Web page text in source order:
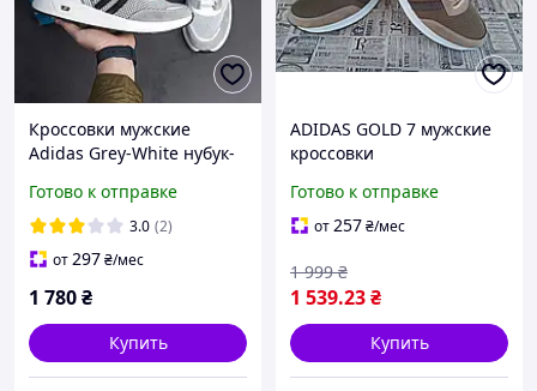
Кроссовки мужские
Adidas Grey-White нубук-
Готово к отправке
3.0 (2)
от297₴/мес
1 780₴
Купить
ADIDAS GOLD 7 мужские
кроссовки
Готово к отправке
от257₴/мес
1 539.23₴
1 999 ₴
Купить